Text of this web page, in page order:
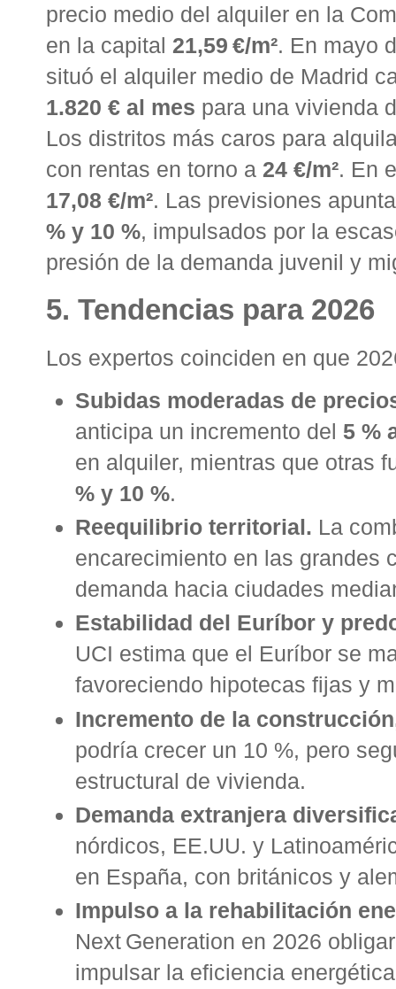
precio medio del alquiler en la
en la capital 21,59 €/m². En mayo
situó el alquiler medio de Madrid
1.820 € al mes para una vivienda
Los distritos más caros para
con rentas en torno a 24 €/m². En
17,08 €/m². Las previsiones
% y 10 %, impulsados por la
presión de la demanda juvenil y
5. Tendencias para 2026
Los expertos coinciden en que
Subidas moderadas de
anticipa un incremento del 5 %
en alquiler, mientras que otras
% y 10 %.
Reequilibrio territorial. La
encarecimiento en las grandes
demanda hacia ciudades
Estabilidad del Euríbor y
UCI estima que el Euríbor se
favoreciendo hipotecas fijas y
Incremento de la
podría crecer un 10 %, pero
estructural de vivienda.
Demanda extranjera
nórdicos, EE.UU. y
en España, con británicos y
Impulso a la rehabilitación
Next Generation en 2026
impulsar la eficiencia energética